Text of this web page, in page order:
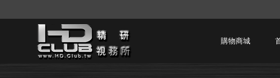
購物商城